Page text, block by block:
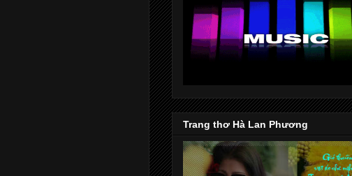
Trang thơ Hà Lan Phương